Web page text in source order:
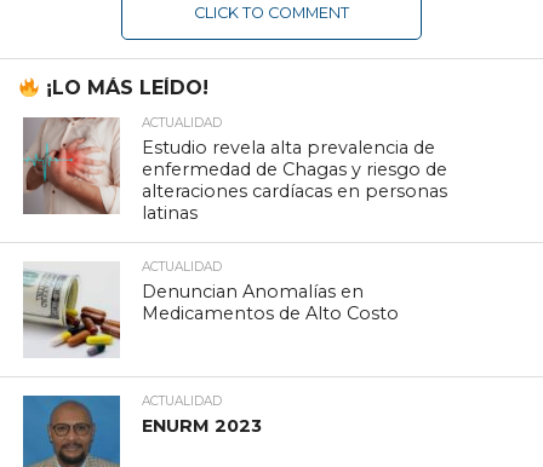
CLICK TO COMMENT
¡LO MÁS LEÍDO!
ACTUALIDAD
Estudio revela alta prevalencia de
enfermedad de Chagas y riesgo de
alteraciones cardíacas en personas
latinas
ACTUALIDAD
Denuncian Anomalías en
Medicamentos de Alto Costo
ACTUALIDAD
ENURM 2023